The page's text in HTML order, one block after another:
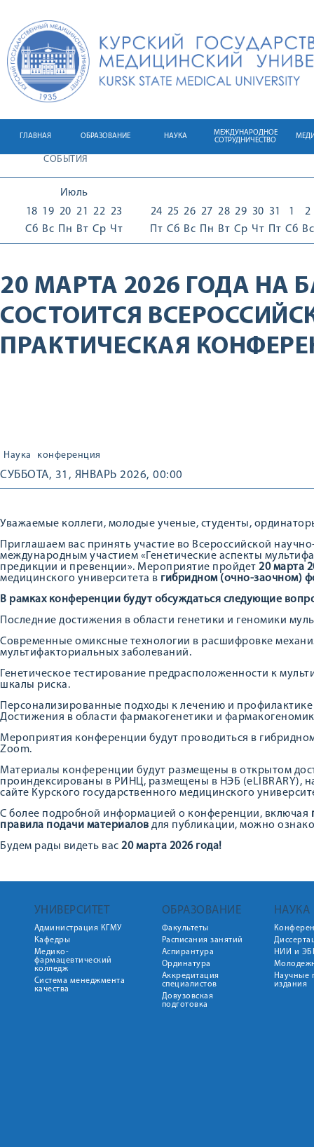
ГЛАВНАЯ ОБРАЗОВАНИЕ НАУКА
МЕЖДУНАРОДНОЕ
СОТРУДНИЧЕСТВО
СОБЫТИЯ
Июль
18
Сб
19
Вс
20
Пн
21
Вт
22
Ср
23
Чт
24
Пт
25
Сб
26
Вс
27
Пн
28
Вт
29
Ср
30
Чт
31
Пт
1
Сб
2
Вс
20 МАРТА 2026 ГОДА НА
СОСТОИТСЯ
ПРАКТИЧЕСКАЯ
Наука конференция
СУББОТА, 31, ЯНВАРЬ 2026, 00:00
Уважаемые коллеги, молодые ученые, студенты,
Приглашаем вас принять участие во Всероссийской
международным участием «Генетические аспекты
предикции и превенции». Мероприятие пройдет 20 марта
медицинского университета в гибридном (очно-заочном)
В рамках конференции будут обсуждаться следующие
Последние достижения в области генетики и геномики
Современные омиксные технологии в расшифровке
мультифакториальных заболеваний.
Генетическое тестирование предрасположенности к
шкалы риска.
Персонализированные подходы к лечению и
Достижения в области фармакогенетики и
Мероприятия конференции будут проводиться в
Zoom.
Материалы конференции будут размещены в открытом
проиндексированы в РИНЦ, размещены в НЭБ (eLIBRARY),
сайте Курского государственного медицинского
С более подробной информацией о конференции, включая
правила подачи материалов для публикации, можно
Будем рады видеть вас 20 марта 2026 года!
УНИВЕРСИТЕТ
Администрация КГМУ
Кафедры
Медико-
фармацевтический
колледж
Система менеджмента
качества
ОБРАЗОВАНИЕ
Факультеты
Расписания занятий
Аспирантура
Ординатура
Аккредитация
специалистов
Довузовская
подготовка
НАУКА
НИИ и
Научные
издания